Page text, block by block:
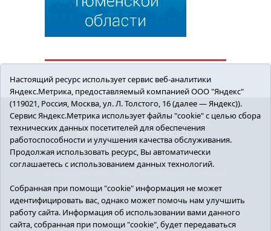
ПОЛИТИКА ОБЩЕСТВО
ЗДОРОВЬЕ
КУЛЬТУРА
БЕЗОПАСНОСТЬ
16+ © 2018 Сорокинский район в деталях.
Новости Сорокинского района
редактор - Королюк Елена Анатольевна, e-mail:
znamenka@inbox.ru, тел.: 8(34550)2-27-30
Регистрационный номер СМИ Эл №ФС77-69142
от 24 марта 2017 г., выданное Федеральной
Настоящий ресурс использует сервис веб-аналитики
Яндекс.Метрика, предоставляемый компанией ООО "Яндекс"
(119021, Россия, Москва, ул. Л. Толстого, 16 (далее — Яндекс)).
Сервис Яндекс.Метрика использует файлы "cookie" с целью сбора
технических данных посетителей для обеспечения
работоспособности и улучшения качества обслуживания.
Продолжая использовать ресурс, Вы автоматически
соглашаетесь с использованием данных технологий.
Собранная при помощи "cookie" информация не может
идентифицировать вас, однако может помочь нам улучшить
работу сайта. Информация об использовании вами данного
сайта, собранная при помощи "cookie", будет передаваться